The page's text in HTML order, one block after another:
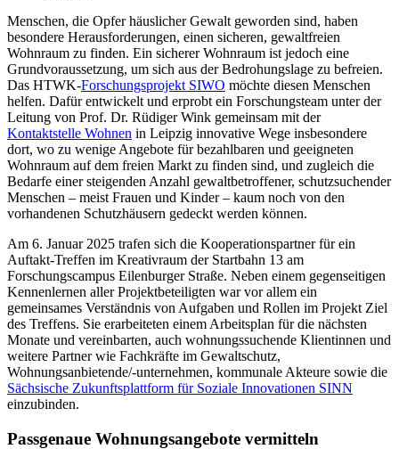
Menschen, die Opfer häuslicher Gewalt geworden sind, haben
besondere Herausforderungen, einen sicheren, gewaltfreien
Wohnraum zu finden. Ein sicherer Wohnraum ist jedoch eine
Grundvoraussetzung, um sich aus der Bedrohungslage zu befreien.
Das HTWK-Forschungsprojekt SIWO möchte diesen Menschen
helfen. Dafür entwickelt und erprobt ein Forschungsteam unter der
Leitung von Prof. Dr. Rüdiger Wink gemeinsam mit der
Kontaktstelle Wohnen in Leipzig innovative Wege insbesondere
dort, wo zu wenige Angebote für bezahlbaren und geeigneten
Wohnraum auf dem freien Markt zu finden sind, und zugleich die
Bedarfe einer steigenden Anzahl gewaltbetroffener, schutzsuchender
Menschen – meist Frauen und Kinder – kaum noch von den
vorhandenen Schutzhäusern gedeckt werden können.
Am 6. Januar 2025 trafen sich die Kooperationspartner für ein
Auftakt-Treffen im Kreativraum der Startbahn 13 am
Forschungscampus Eilenburger Straße. Neben einem gegenseitigen
Kennenlernen aller Projektbeteiligten war vor allem ein
gemeinsames Verständnis von Aufgaben und Rollen im Projekt Ziel
des Treffens. Sie erarbeiteten einem Arbeitsplan für die nächsten
Monate und vereinbarten, auch wohnungssuchende Klientinnen und
weitere Partner wie Fachkräfte im Gewaltschutz,
Wohnungsanbietende/-unternehmen, kommunale Akteure sowie die
Sächsische Zukunftsplattform für Soziale Innovationen SINN
einzubinden.
Passgenaue Wohnungsangebote vermitteln